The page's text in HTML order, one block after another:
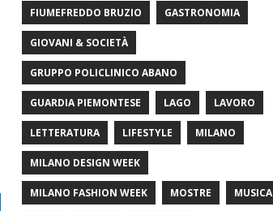
FIUMEFREDDO BRUZIO GASTRONOMIA
GIOVANI & SOCIETÀ
GRUPPO POLICLINICO ABANO
GUARDIA PIEMONTESE LAGO LAVORO
LETTERATURA LIFESTYLE MILANO
MILANO DESIGN WEEK
MILANO FASHION WEEK MOSTRE MUSICA